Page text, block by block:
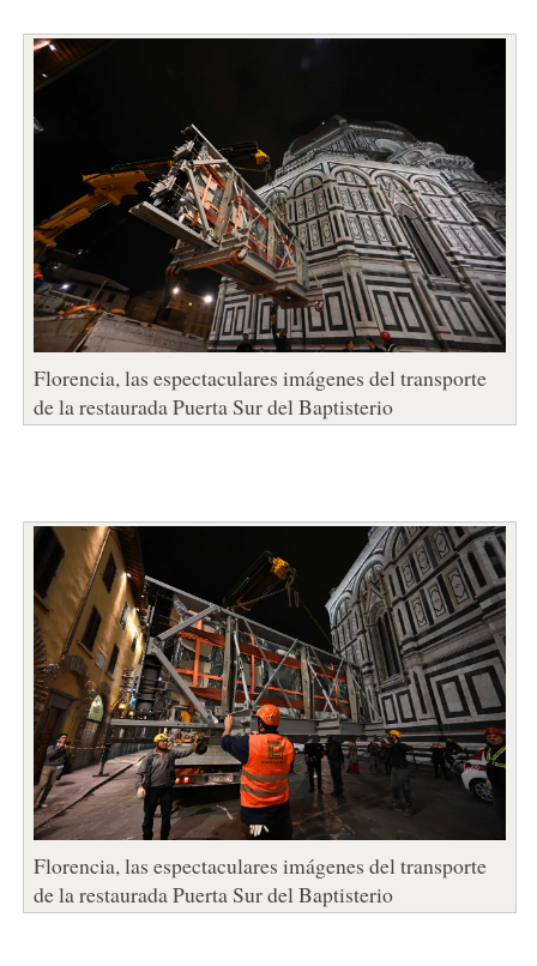
Florencia, las espectaculares imágenes del transporte
de la restaurada Puerta Sur del Baptisterio
Florencia, las espectaculares imágenes del transporte
de la restaurada Puerta Sur del Baptisterio